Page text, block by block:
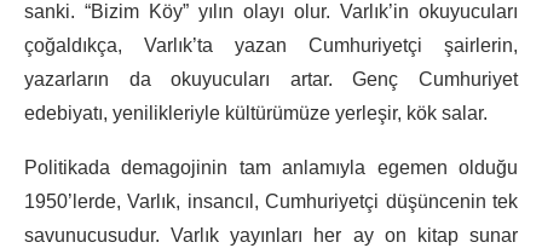
sanki. “Bizim Köy” yılın olayı olur. Varlık’in okuyucuları
çoğaldıkça, Varlık’ta yazan Cumhuriyetçi şairlerin,
yazarların da okuyucuları artar. Genç Cumhuriyet
edebiyatı, yenilikleriyle kültürümüze yerleşir, kök salar.
Politikada demagojinin tam anlamıyla egemen olduğu
1950’lerde, Varlık, insancıl, Cumhuriyetçi düşüncenin tek
savunucusudur. Varlık yayınları her ay on kitap sunar